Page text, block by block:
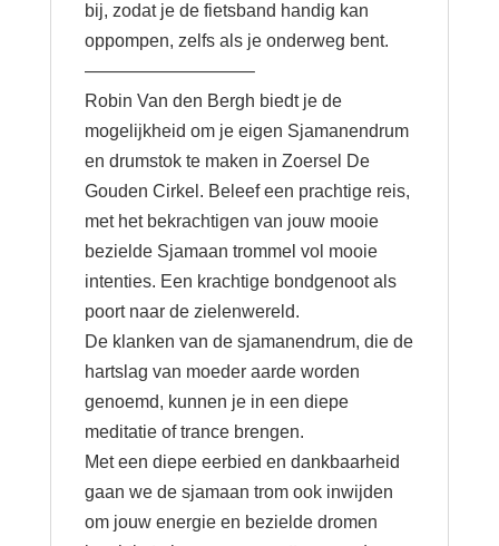
bij, zodat je de fietsband handig kan
oppompen, zelfs als je onderweg bent.
—————————–
Robin Van den Bergh biedt je de
mogelijkheid om je eigen Sjamanendrum
en drumstok te maken in Zoersel De
Gouden Cirkel. Beleef een prachtige reis,
met het bekrachtigen van jouw mooie
bezielde Sjamaan trommel vol mooie
intenties. Een krachtige bondgenoot als
poort naar de zielenwereld.
De klanken van de sjamanendrum, die de
hartslag van moeder aarde worden
genoemd, kunnen je in een diepe
meditatie of trance brengen.
Met een diepe eerbied en dankbaarheid
gaan we de sjamaan trom ook inwijden
om jouw energie en bezielde dromen